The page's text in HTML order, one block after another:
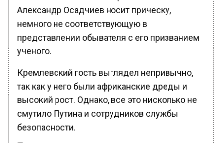
Александр Осадчиев носит прическу,
немного не соответствующую в
представлении обывателя с его призванием
ученого.
Кремлевский гость выглядел непривычно,
так как у него были африканские дреды и
высокий рост. Однако, все это нисколько не
смутило Путина и сотрудников службы
безопасности.